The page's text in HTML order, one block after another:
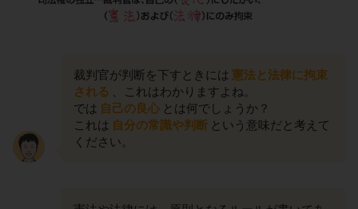
裁判官が判断を下すときには 憲法と法律に拘束
される
、これはわかりますよね。
では 自己の良心 とは何でしょうか？
これは 自分の常識や判断 という意味だと考えて
ください。